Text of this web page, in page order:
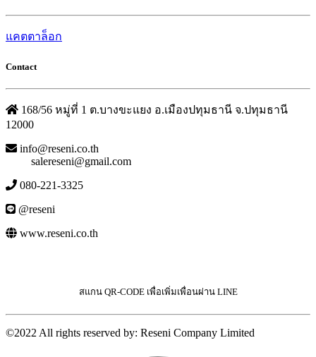
แคตตาล็อก
Contact
168/56 หมู่ที่ 1 ต.บางขะแยง อ.เมืองปทุมธานี จ.ปทุมธานี
12000
info@reseni.co.th
salereseni@gmail.com
080-221-3325
@reseni
www.reseni.co.th
สแกน QR-CODE เพื่อเพิ่มเพื่อนผ่าน LINE
©2022 All rights reserved by: Reseni Company Limited